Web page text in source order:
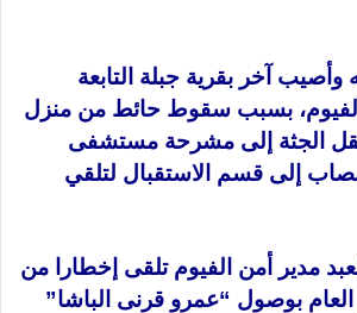
آخر بقرية جبلة التابعة
، بسبب سقوط حائط من منزل
نقل الجثة إلى مشرحة مستشفى
إلى قسم الاستقبال لتلقي
مدير أمن الفيوم تلقى إخطارا من
بوصول “عمرو قرنى الباشا”